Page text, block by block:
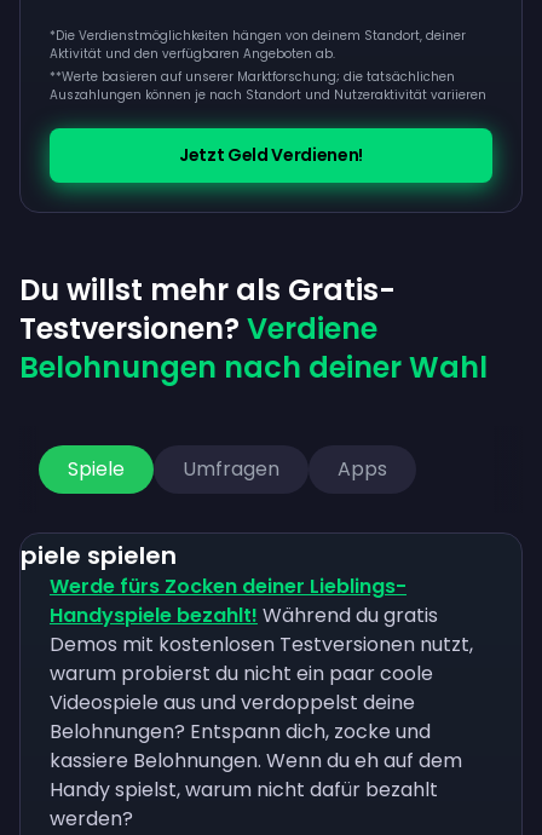
*Die Verdienstmöglichkeiten hängen von deinem Standort, deiner
Aktivität und den verfügbaren Angeboten ab.
**Werte basieren auf unserer Marktforschung; die tatsächlichen
Auszahlungen können je nach Standort und Nutzeraktivität variieren
Jetzt Geld Verdienen!
Du willst mehr als Gratis-
Testversionen? Verdiene
Belohnungen nach deiner Wahl
Spiele Umfragen Apps
Spiele spielen
Werde fürs Zocken deiner Lieblings-
Handyspiele bezahlt! Während du gratis
Demos mit kostenlosen Testversionen nutzt,
warum probierst du nicht ein paar coole
Videospiele aus und verdoppelst deine
Belohnungen? Entspann dich, zocke und
kassiere Belohnungen. Wenn du eh auf dem
Handy spielst, warum nicht dafür bezahlt
werden?